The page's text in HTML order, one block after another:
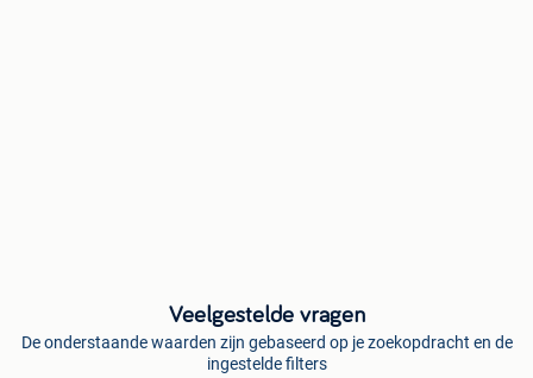
Veelgestelde vragen
De onderstaande waarden zijn gebaseerd op je zoekopdracht en de
ingestelde filters